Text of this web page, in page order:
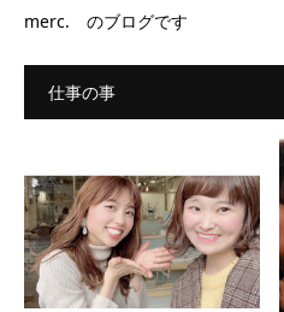
merc. のブログです
仕事の事